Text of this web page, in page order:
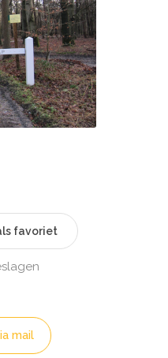
favoriet
mail